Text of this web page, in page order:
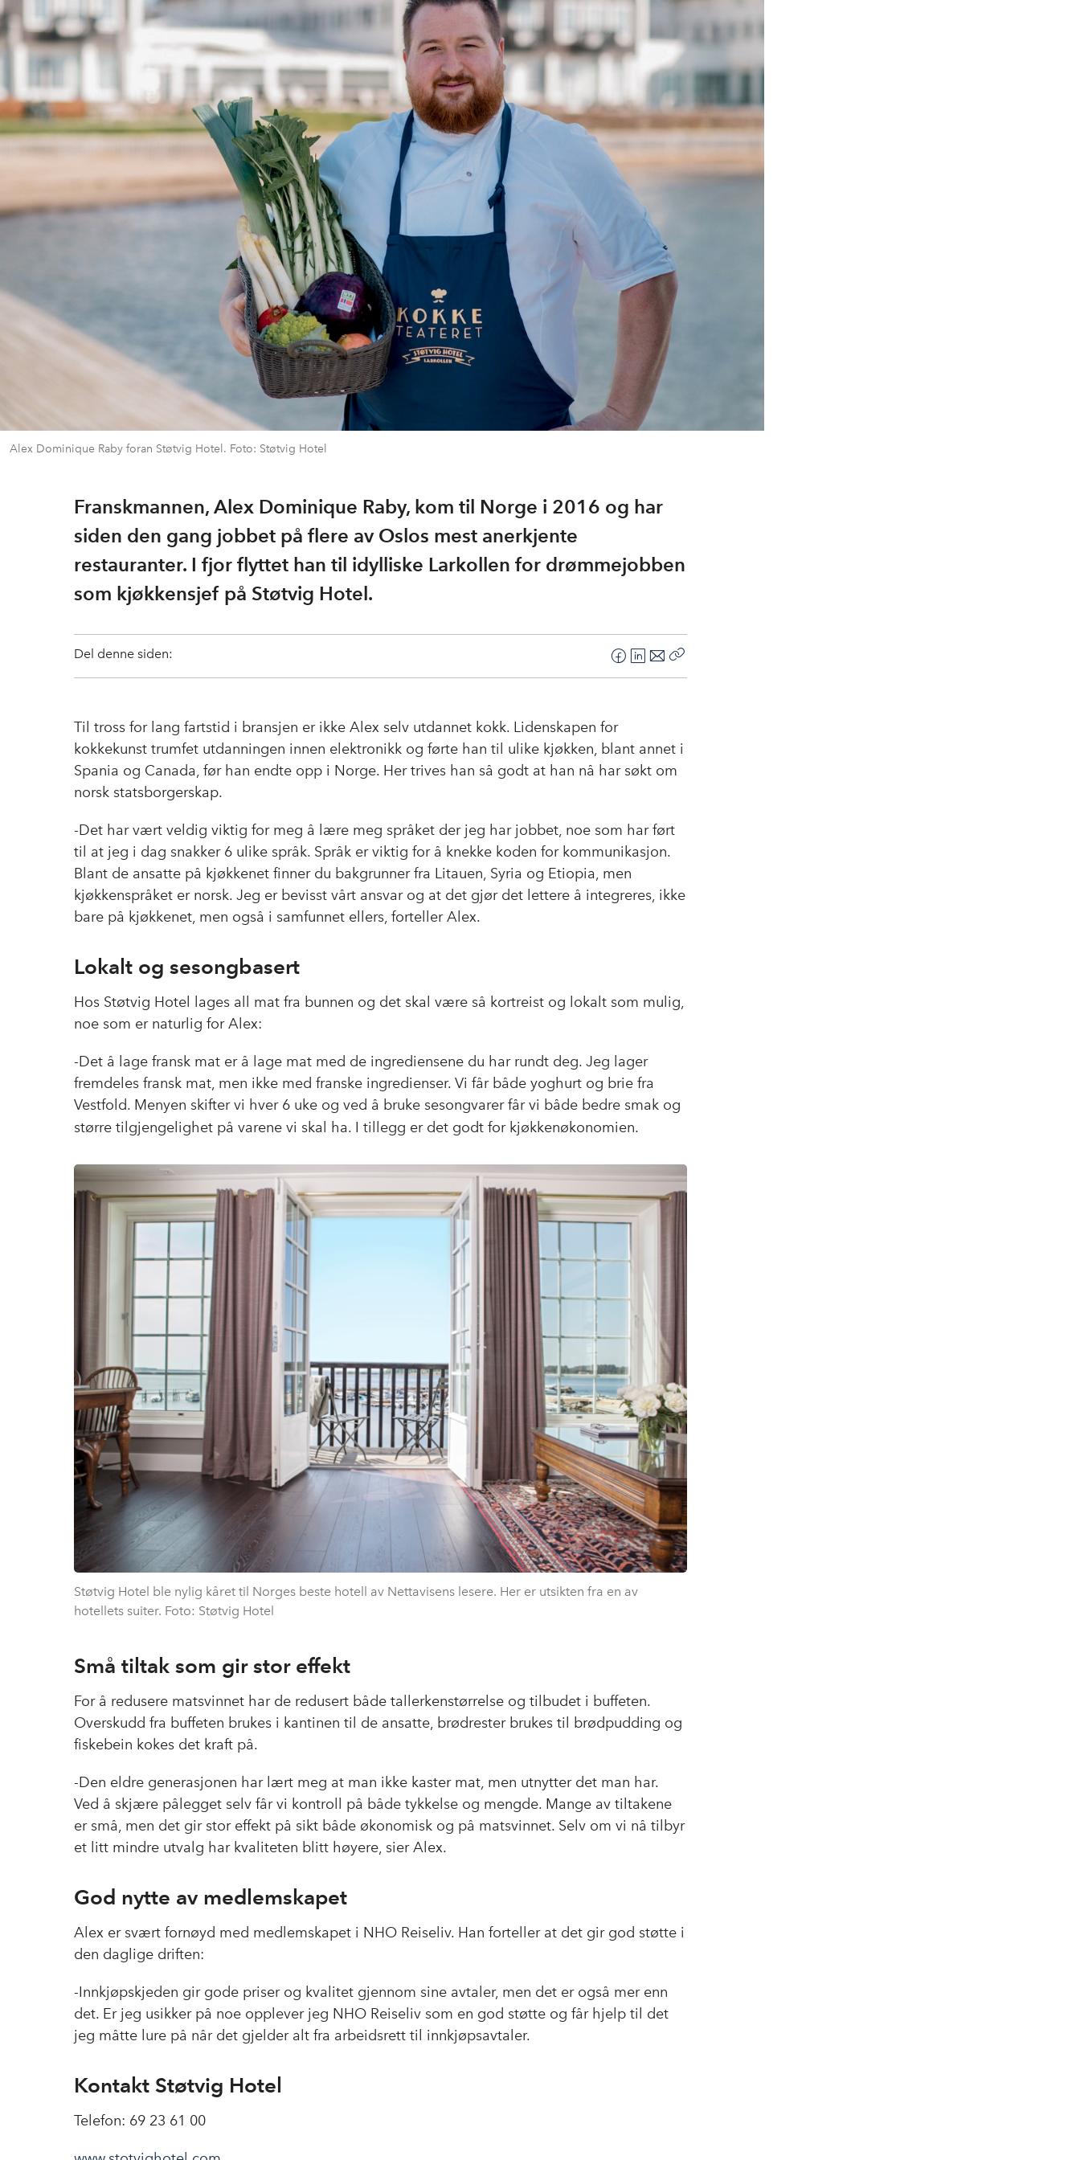
Alex Dominique Raby foran Støtvig Hotel. Foto: Støtvig Hotel
Franskmannen, Alex Dominique Raby, kom til Norge i 2016 og har
siden den gang jobbet på flere av Oslos mest anerkjente
restauranter. I fjor flyttet han til idylliske Larkollen for drømmejobben
som kjøkkensjef på Støtvig Hotel.
Del denne siden:
F
a
e
b
o
L
i
I
E
-
Til tross for lang fartstid i bransjen er ikke Alex selv utdannet kokk. Lidenskapen for
kokkekunst trumfet utdanningen innen elektronikk og førte han til ulike kjøkken, blant annet i
Spania og Canada, før han endte opp i Norge. Her trives han så godt at han nå har søkt om
norsk statsborgerskap.
-Det har vært veldig viktig for meg å lære meg språket der jeg har jobbet, noe som har ført
til at jeg i dag snakker 6 ulike språk. Språk er viktig for å knekke koden for kommunikasjon.
Blant de ansatte på kjøkkenet finner du bakgrunner fra Litauen, Syria og Etiopia, men
kjøkkenspråket er norsk. Jeg er bevisst vårt ansvar og at det gjør det lettere å integreres, ikke
bare på kjøkkenet, men også i samfunnet ellers, forteller Alex.
Lokalt og sesongbasert
Hos Støtvig Hotel lages all mat fra bunnen og det skal være så kortreist og lokalt som mulig,
noe som er naturlig for Alex:
-Det å lage fransk mat er å lage mat med de ingrediensene du har rundt deg. Jeg lager
fremdeles fransk mat, men ikke med franske ingredienser. Vi får både yoghurt og brie fra
Vestfold. Menyen skifter vi hver 6 uke og ved å bruke sesongvarer får vi både bedre smak og
større tilgjengelighet på varene vi skal ha. I tillegg er det godt for kjøkkenøkonomien.
Støtvig Hotel ble nylig kåret til Norges beste hotell av Nettavisens lesere. Her er utsikten fra en av
hotellets suiter. Foto: Støtvig Hotel
Små tiltak som gir stor effekt
For å redusere matsvinnet har de redusert både tallerkenstørrelse og tilbudet i buffeten.
Overskudd fra buffeten brukes i kantinen til de ansatte, brødrester brukes til brødpudding og
fiskebein kokes det kraft på.
-Den eldre generasjonen har lært meg at man ikke kaster mat, men utnytter det man har.
Ved å skjære pålegget selv får vi kontroll på både tykkelse og mengde. Mange av tiltakene
er små, men det gir stor effekt på sikt både økonomisk og på matsvinnet. Selv om vi nå tilbyr
et litt mindre utvalg har kvaliteten blitt høyere, sier Alex.
God nytte av medlemskapet
Alex er svært fornøyd med medlemskapet i NHO Reiseliv. Han forteller at det gir god støtte i
den daglige driften:
-Innkjøpskjeden gir gode priser og kvalitet gjennom sine avtaler, men det er også mer enn
det. Er jeg usikker på noe opplever jeg NHO Reiseliv som en god støtte og får hjelp til det
jeg måtte lure på når det gjelder alt fra arbeidsrett til innkjøpsavtaler.
Kontakt Støtvig Hotel
Telefon: 69 23 61 00